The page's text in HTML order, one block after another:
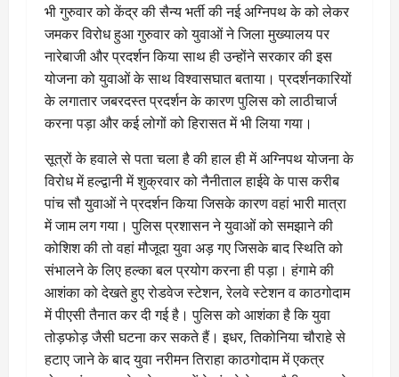
भी गुरुवार को केंद्र की सैन्य भर्ती की नई अग्निपथ के को लेकर
जमकर विरोध हुआ गुरुवार को युवाओं ने जिला मुख्यालय पर
नारेबाजी और प्रदर्शन किया साथ ही उन्होंने सरकार की इस
योजना को युवाओं के साथ विश्वासघात बताया। प्रदर्शनकारियों
के लगातार जबरदस्त प्रदर्शन के कारण पुलिस को लाठीचार्ज
करना पड़ा और कई लोगों को हिरासत में भी लिया गया।
सूत्रों के हवाले से पता चला है की हाल ही में अग्निपथ योजना के
विरोध में हल्द्वानी में शुक्रवार को नैनीताल हाईवे के पास करीब
पांच सौ युवाओं ने प्रदर्शन किया जिसके कारण वहां भारी मात्रा
में जाम लग गया। पुलिस प्रशासन ने युवाओं को समझाने की
कोशिश की तो वहां मौजूदा युवा अड़ गए जिसके बाद स्थिति को
संभालने के लिए हल्का बल प्रयोग करना ही पड़ा। हंगामे की
आशंका को देखते हुए रोडवेज स्टेशन, रेलवे स्टेशन व काठगोदाम
में पीएसी तैनात कर दी गई है। पुलिस को आशंका है कि युवा
तोड़फोड़ जैसी घटना कर सकते हैं। इधर, तिकोनिया चौराहे से
हटाए जाने के बाद युवा नरीमन तिराहा काठगोदाम में एकत्र